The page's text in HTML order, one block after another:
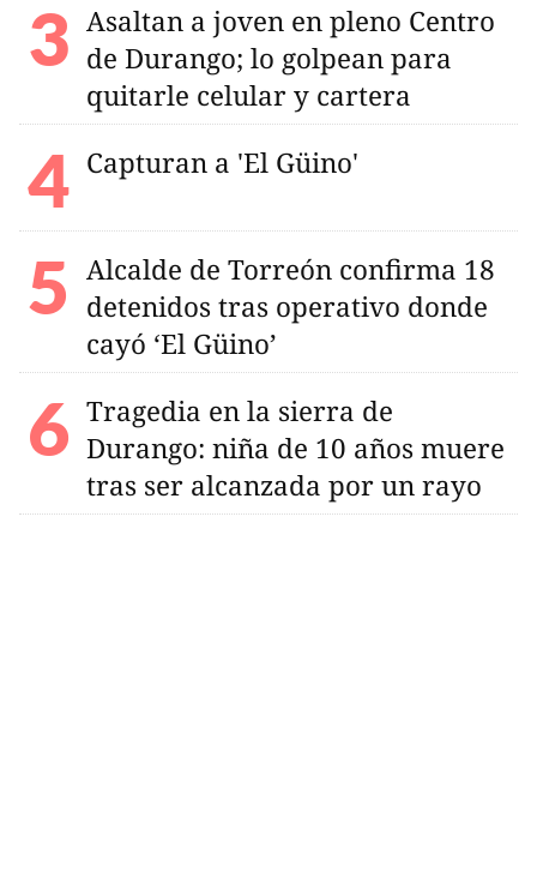
Asaltan a joven en pleno Centro
de Durango; lo golpean para
quitarle celular y cartera
Capturan a 'El Güino'
Alcalde de Torreón confirma 18
detenidos tras operativo donde
cayó ‘El Güino’
Tragedia en la sierra de
Durango: niña de 10 años muere
tras ser alcanzada por un rayo